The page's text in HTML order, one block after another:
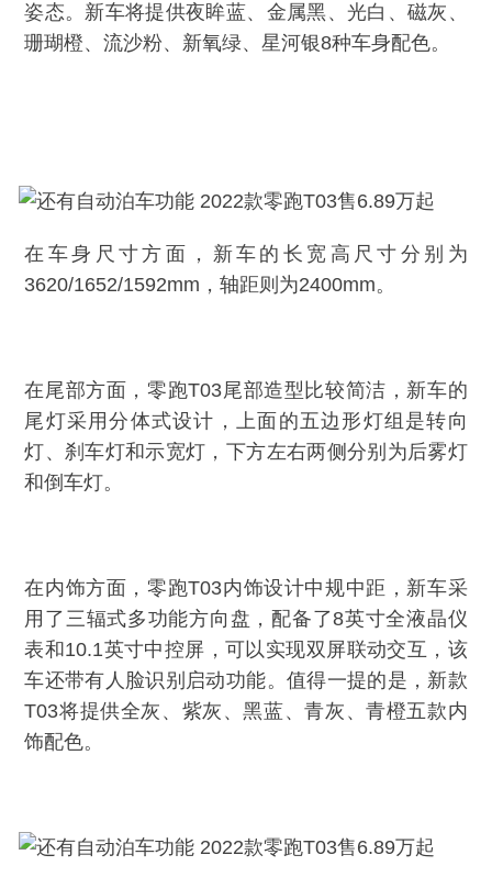
姿态。新车将提供夜眸蓝、金属黑、光白、磁灰、
珊瑚橙、流沙粉、新氧绿、星河银8种车身配色。
在车身尺寸方面，新车的长宽高尺寸分别为
3620/1652/1592mm，轴距则为2400mm。
在尾部方面，零跑T03尾部造型比较简洁，新车的
尾灯采用分体式设计，上面的五边形灯组是转向
灯、刹车灯和示宽灯，下方左右两侧分别为后雾灯
和倒车灯。
在内饰方面，零跑T03内饰设计中规中距，新车采
用了三辐式多功能方向盘，配备了8英寸全液晶仪
表和10.1英寸中控屏，可以实现双屏联动交互，该
车还带有人脸识别启动功能。值得一提的是，新款
T03将提供全灰、紫灰、黑蓝、青灰、青橙五款内
饰配色。